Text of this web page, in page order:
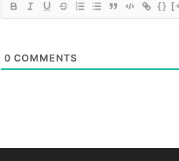
{}
0 COMMENTS